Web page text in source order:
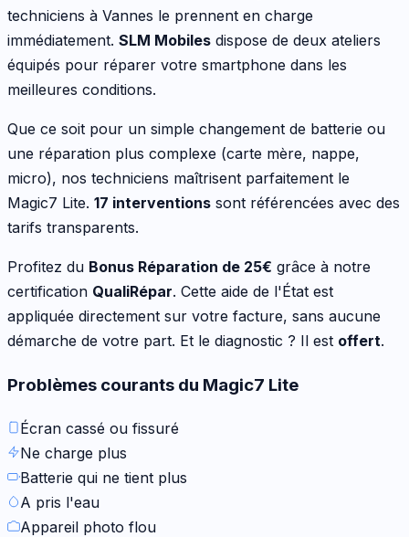
techniciens à Vannes le prennent en charge
immédiatement. SLM Mobiles dispose de deux ateliers
équipés pour réparer votre smartphone dans les
meilleures conditions.
Que ce soit pour un simple changement de batterie ou
une réparation plus complexe (carte mère, nappe,
micro), nos techniciens maîtrisent parfaitement le
Magic7 Lite. 17 interventions sont référencées avec des
tarifs transparents.
Profitez du Bonus Réparation de 25€ grâce à notre
certification QualiRépar. Cette aide de l'État est
appliquée directement sur votre facture, sans aucune
démarche de votre part. Et le diagnostic ? Il est offert.
Problèmes courants du Magic7 Lite
Écran cassé ou fissuré
Ne charge plus
Batterie qui ne tient plus
A pris l'eau
Appareil photo flou